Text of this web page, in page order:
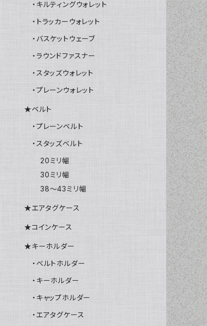
・キルティングウォレット
・トラッカーウォレット
・バスケットウェーブ
・ラウンドファスナー
・スタッズウォレット
・プレーンウォレット
★ベルト
・プレーンベルト
・スタッズベルト
20ミリ幅
30ミリ幅
38～43ミリ幅
★エアタグケース
★コインケース
★キーホルダー
・ベルトホルダー
・キーホルダー
・キャップホルダー
・エアタグケース